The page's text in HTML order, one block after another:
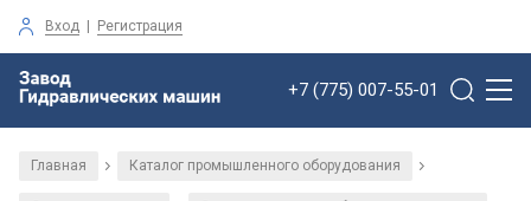
Вход | Регистрация
+7 (775) 007-55-01
Главная / Каталог промышленного оборудования /